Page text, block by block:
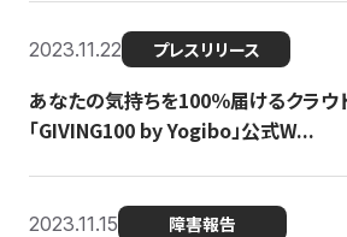
2023.11.22 プレスリリース
あなたの気持ちを100％届けるクラウ
「GIVING100 by Yogibo」公式W...
2023.11.15 障害報告